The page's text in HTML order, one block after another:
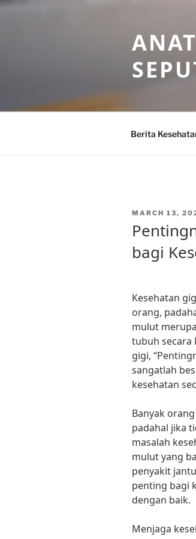
Skip
Berita
POSTED
MARCH 13,
bagi
Kesehatan
orang,
mulut
tubuh secara
gigi,
sangatlah
kesehatan
Banyak
padahal jika
masalah
mulut yang
penyakit
penting bagi
dengan baik.
Menjaga